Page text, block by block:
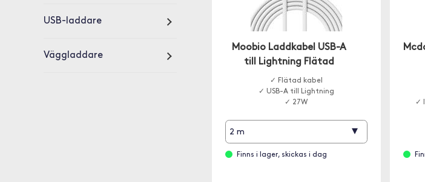
USB-laddare
Väggladdare
Moobio Laddkabel USB-A
till Lightning Flätad
✓ Flätad kabel
✓ USB-A till Lightning
✓ 27W
2 m ▾
Finns i lager, skickas i dag
✓